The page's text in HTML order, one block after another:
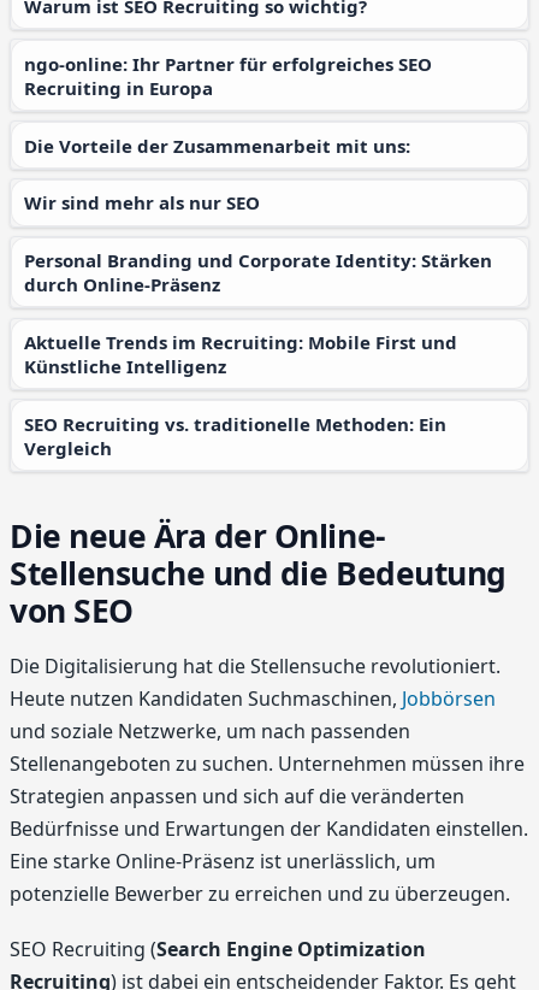
Warum ist SEO Recruiting so wichtig?
ngo-online: Ihr Partner für erfolgreiches SEO
Recruiting in Europa
Die Vorteile der Zusammenarbeit mit uns:
Wir sind mehr als nur SEO
Personal Branding und Corporate Identity: Stärken
durch Online-Präsenz
Aktuelle Trends im Recruiting: Mobile First und
Künstliche Intelligenz
SEO Recruiting vs. traditionelle Methoden: Ein
Vergleich
Die neue Ära der Online-
Stellensuche und die Bedeutung
von SEO
Die Digitalisierung hat die Stellensuche revolutioniert.
Heute nutzen Kandidaten Suchmaschinen, Jobbörsen
und soziale Netzwerke, um nach passenden
Stellenangeboten zu suchen. Unternehmen müssen ihre
Strategien anpassen und sich auf die veränderten
Bedürfnisse und Erwartungen der Kandidaten einstellen.
Eine starke Online-Präsenz ist unerlässlich, um
potenzielle Bewerber zu erreichen und zu überzeugen.
SEO Recruiting (Search Engine Optimization
Recruiting) ist dabei ein entscheidender Faktor. Es geht